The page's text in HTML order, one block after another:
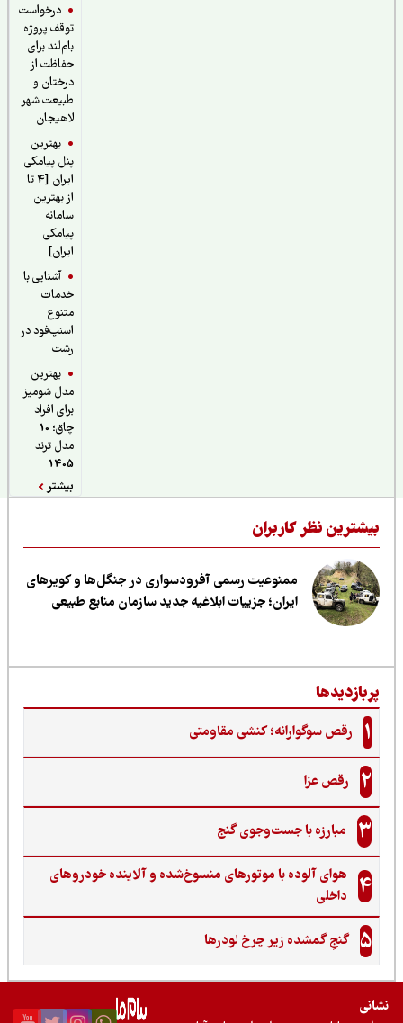
درخواست
توقف پروژه
بام‌لند برای
حفاظت از
درختان و
طبیعت شهر
لاهیجان
بهترین
پنل پیامکی
ایران [4 تا
از بهترین
سامانه
پیامکی
آشنایی با
خدمات
اسنپ‌فود در
بهترین
مدل شومیز
برای افراد
چاق؛ 10
مدل ترند
نظر کاربران
ممنوعیت رسمی آفرودسواری در جنگل‌ها و کویرهای
ایران؛ جزییات ابلاغیه جدید سازمان منابع طبیعی
رقص سوگوارانه؛ کنشی مقاومتی
رقص عزا
مبارزه با جست‌وجوی گنج‌
هوای آلوده با موتورهای منسوخ‌شده و آلاینده خودروهای
داخلی
گنجِ گمشده زیر چرخ لودرها